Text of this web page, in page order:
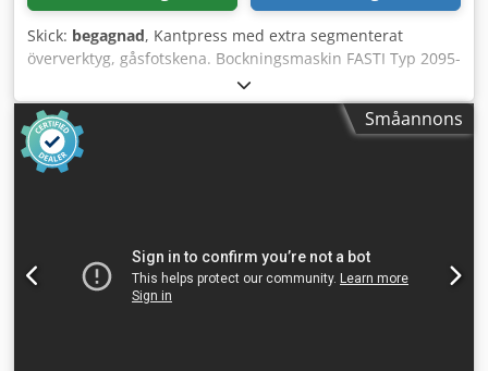
Skick: begagnad, Kantpress med extra segmenterat
öververktyg, gåsfotskena. Bockningsmaskin FASTI Typ 2095-
25-2,5, fabr.nr. 94 295 004, årsmodell 1994. Arbetslängd
2540 mm, max plåttjocklek 2,5 mm, överprismans lyfthöjd
380 mm, motoreffekt bockningsbalk 2,2 kW. Anslutning 400
V, 50 Hz. - NC-styrning FASTImatic FM100, enstycks
spetskena 135°, extra segmenterat öververktyg
Småannons